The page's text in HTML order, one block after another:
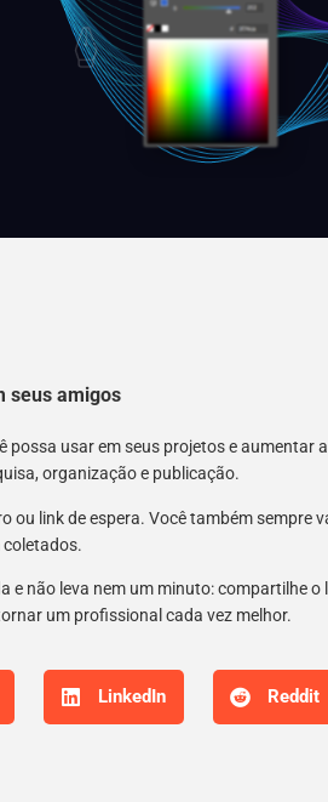
seus amigos
usar em seus projetos e aumentar
organização e publicação.
link de espera. Você também sempre
não leva nem um minuto: compartilhe o
um profissional cada vez melhor.
LinkedIn Reddit